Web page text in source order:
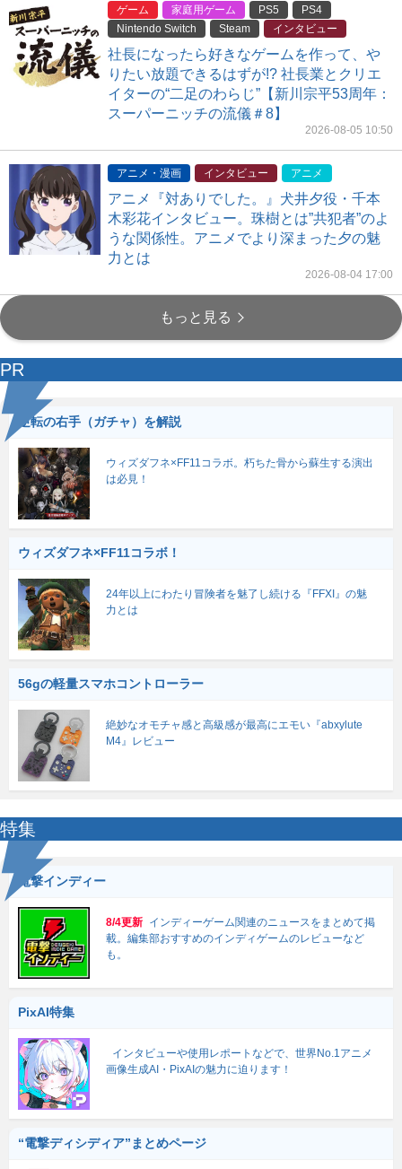
ゲーム 家庭用ゲーム PS5
PS4
Nintendo Switch
Steam インタビュー
社長になったら好きなゲームを作って、や
りたい放題できるはずが!? 社長業とクリエ
イターの“二足のわらじ”【新川宗平53周年：
スーパーニッチの流儀＃8】
2026-08-05 10:50
アニメ・漫画 インタビュー アニメ
アニメ『対ありでした。』犬井夕役・千本
木彩花インタビュー。珠樹とは”共犯者”のよ
うな関係性。アニメでより深まった夕の魅
力とは
2026-08-04 17:00
もっと見る
PR
逆転の右手（ガチャ）を解説
ウィズダフネ×FF11コラボ。朽ちた骨から蘇生する演出
は必見！
ウィズダフネ×FF11コラボ！
24年以上にわたり冒険者を魅了し続ける『FFXI』の魅
力とは
56gの軽量スマホコントローラー
絶妙なオモチャ感と高級感が最高にエモい『abxylute
M4』レビュー
特集
電撃インディー
8/4更新 インディーゲーム関連のニュースをまとめて掲
載。編集部おすすめのインディゲームのレビューなど
も。
PixAI特集
インタビューや使用レポートなどで、世界No.1アニメ
画像生成AI・PixAIの魅力に迫ります！
“電撃ディシディア”まとめページ